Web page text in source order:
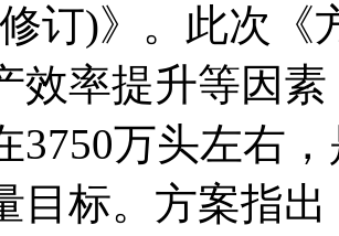
订)》。此次
效率提升等因
3750万头左右
目标。方案指